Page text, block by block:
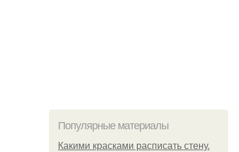
Популярные материалы
Какими красками расписать стену.